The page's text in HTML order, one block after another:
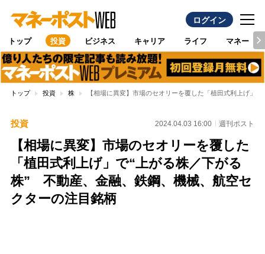
ログイン
トップ 投資 ビジネス キャリア ライフ マネー
トップ 投資 株 【相場に異変】市場のセオリーを覆した「植田式利上げ」
投資 2024.04.03 16:00 週刊ポスト
【相場に異変】市場のセオリーを覆した
「植田式利上げ」で“上がる株／下がる
株” 不動産、金融、鉄鋼、機械、航空セ
クターの注目銘柄